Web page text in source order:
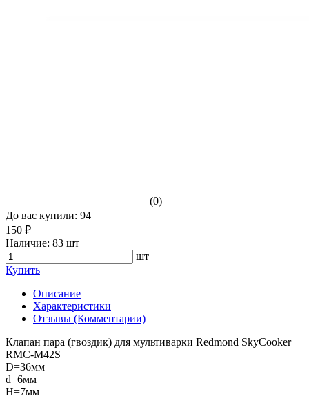
(0)
До вас купили: 94
150 ₽
Наличие: 83 шт
шт
Купить
Описание
Характеристики
Отзывы (Комментарии)
Клапан пара (гвоздик) для мультиварки Redmond SkyCooker
RMC-M42S
D=36мм
d=6мм
H=7мм